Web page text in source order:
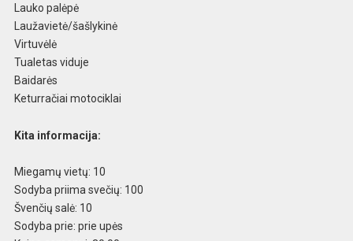
Lauko palėpė
Laužavietė/šašlykinė
Virtuvėlė
Tualetas viduje
Baidarės
Keturračiai motociklai
Kita informacija:
Miegamų vietų: 10
Sodyba priima svečių: 100
Švenčių salė: 10
Sodyba prie: prie upės